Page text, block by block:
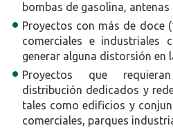
bombas de gasolina,
Proyectos con más de doce
comerciales e industriales
generar alguna distorsión en
Proyectos que
distribución dedicados y
tales como edificios y
comerciales, parques